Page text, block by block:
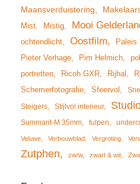
Maansverduistering
Mist
Mistig Mooi
ochtendlicht
Oostfilm Paleis
Pieter Verhage Pim Helmich
portretten
Ricoh GXR Rijhal
Schemerfotografie
Sfeervol
Steigers
Stijlvol interieur
Summarit-M 35mm
tulpen
Veluwe Verbouwblad Vergroting
Zutphen zw/w zwart & wit